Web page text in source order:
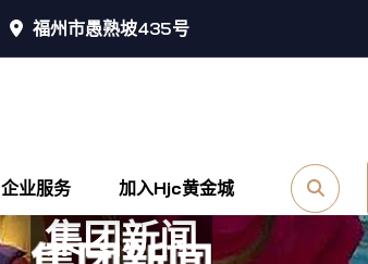
福州市愚熟坡435号
企业服务 加入hjc黄金城
集团新闻